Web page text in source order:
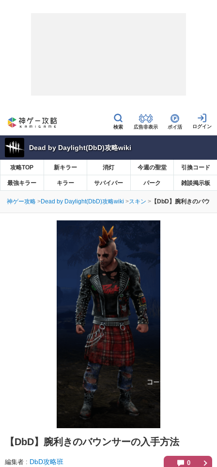
広告非表示 ポイ活
Dead by Daylight(DbD)攻略wiki
攻略TOP 新キラー 消灯 今週の聖堂 引換コード
最強キラー キラー サバイバー パーク 雑談掲示板
神ゲー攻略 Dead by Daylight(DbD)攻略wiki スキン 【DbD】腕利きのバウ
【DbD】 腕利きのバウンサーの入手方法
編集者 DbD攻略班 0